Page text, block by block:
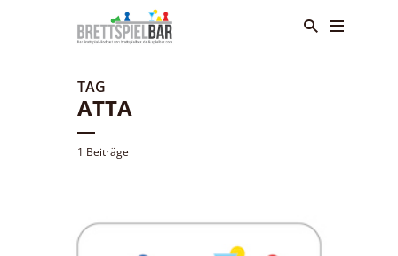
TAG
ATTA
1 Beiträge